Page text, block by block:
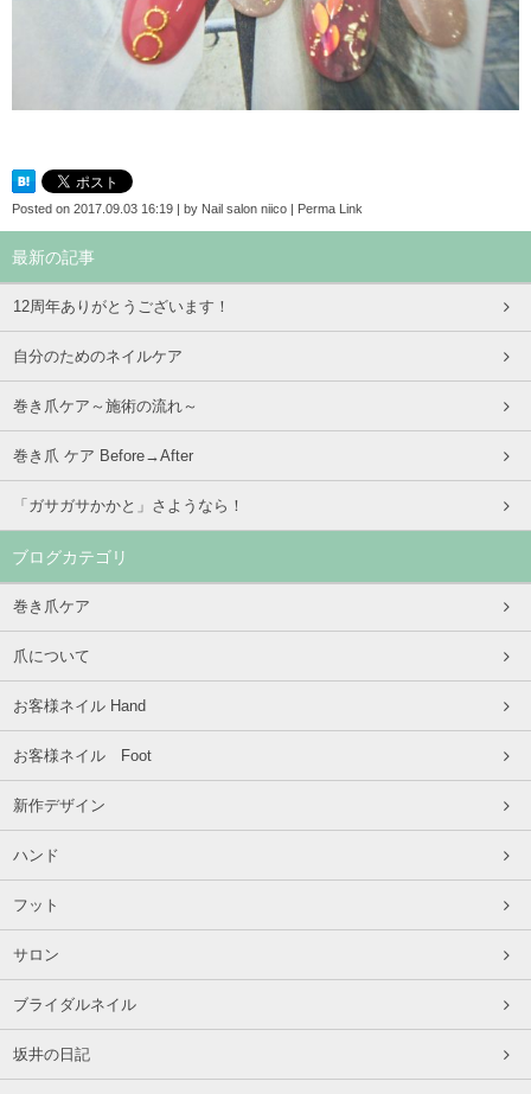
Posted on 2017.09.03 16:19 by Nail salon niico Perma Link
最新の記事
12周年ありがとうございます！
自分のためのネイルケア
巻き爪ケア～施術の流れ～
巻き爪 ケア Before→After
「ガサガサかかと」さようなら！
ブログカテゴリ
巻き爪ケア
爪について
お客様ネイル Hand
お客様ネイル Foot
新作デザイン
ハンド
フット
サロン
ブライダルネイル
坂井の日記